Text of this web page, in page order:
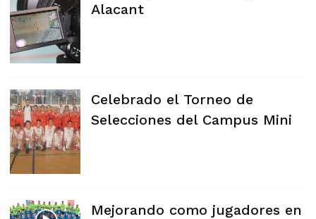
Alacant
Celebrado el Torneo de
Selecciones del Campus Mini
Mejorando como jugadores en